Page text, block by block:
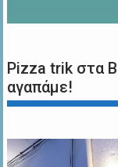
Pizza trik στα
αγαπάμε!